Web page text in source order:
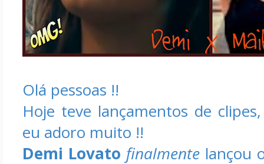
Olá pessoas !!
Hoje teve lançamentos de
eu adoro muito !!
Demi Lovato finalmentelançou